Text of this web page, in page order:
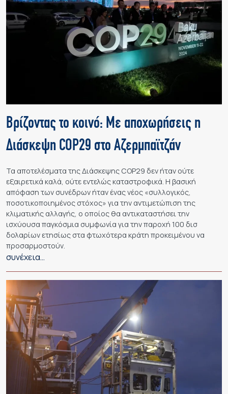
Βρίζοντας το κοινό: Με αποχωρήσεις η
Διάσκεψη COP29 στο Αζερμπαϊτζάν
Τα αποτελέσματα της Διάσκεψης COP29 δεν ήταν ούτε
εξαιρετικά καλά, ούτε εντελώς καταστροφικά. Η βασική
απόφαση των συνέδρων ήταν ένας νέος «συλλογικός,
ποσοτικοποιημένος στόχος» για την αντιμετώπιση της
κλιματικής αλλαγής, ο οποίος θα αντικαταστήσει την
ισχύουσα παγκόσμια συμφωνία για την παροχή 100 δισ
δολαρίων ετησίως στα φτωχότερα κράτη προκειμένου να
προσαρμοστούν.
συνέχεια…